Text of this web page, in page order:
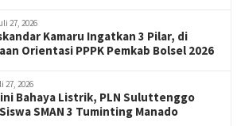
27, 2026
Kamaru Ingatkan 3 Pilar, di
Orientasi PPPK Pemkab Bolsel 2026
27, 2026
Bahaya Listrik, PLN Suluttenggo
SMAN 3 Tuminting Manado